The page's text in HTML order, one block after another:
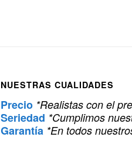
NUESTRAS CUALIDADES
Precio *Realistas con el
Seriedad *Cumplimos
Garantía *En todos